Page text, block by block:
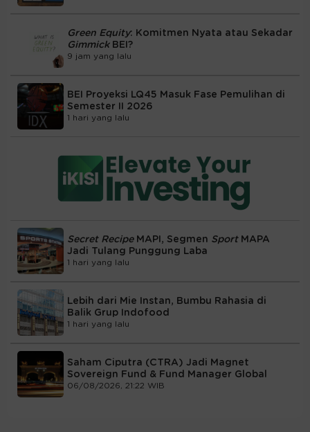
Green Equity: Komitmen Nyata atau Sekadar
Gimmick BEI?
9 jam yang lalu
BEI Proyeksi LQ45 Masuk Fase Pemulihan di
Semester II 2026
1 hari yang lalu
Secret RecipeMAPI, Segmen Sport MAPA
Jadi Tulang Punggung Laba
1 hari yang lalu
Lebih dari Mie Instan, Bumbu Rahasia di
Balik Grup Indofood
1 hari yang lalu
Saham Ciputra (CTRA) Jadi Magnet
Sovereign Fund & Fund Manager Global
06/08/2026, 21:22 WIB